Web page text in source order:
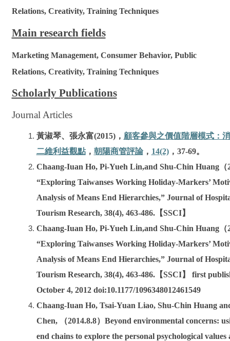
Relations, Creativity, Training Techniques
Main research fields
Marketing Management, Consumer Behavior, Public
Relations, Creativity, Training Techniques
Scholarly Publications
Journal Articles
黃淑琴、張永富(2015)， 顧客參與之價值階層模式：
二維利益觀點， 朝陽商管評論， 14(2)，37-69。
Chaang-Iuan Ho, Pi-Yueh Lin,and Shu-Chin Huang（
“Exploring Taiwanses Working Holiday-Markers’
Analysis of Means End Hierarchies,” Journal of
Tourism Research, 38(4), 463-486.【SSCI】
Chaang-Iuan Ho, Pi-Yueh Lin,and Shu-Chin Huang（
“Exploring Taiwanses Working Holiday-Markers’
Analysis of Means End Hierarchies,” Journal of
Tourism Research, 38(4), 463-486.【SSCI】 first
October 4, 2012 doi:10.1177/1096348012461549
Chaang-Iuan Ho, Tsai-Yuan Liao, Shu-Chin Huang
Chen, （2014.8.8）Beyond environmental concerns:
end chains to explore the personal psychological values